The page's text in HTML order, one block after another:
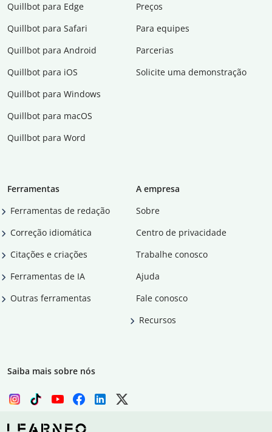
Quillbot para Edge
Quillbot para Safari
Quillbot para Android
Quillbot para iOS
Quillbot para Windows
Quillbot para macOS
Quillbot para Word
Preços
Para equipes
Parcerias
Solicite uma demonstração
Ferramentas
Ferramentas de redação
Correção idiomática
Citações e criações
Ferramentas de IA
Outras ferramentas
A empresa
Sobre
Centro de privacidade
Trabalhe conosco
Ajuda
Fale conosco
Recursos
Saiba mais sobre nós